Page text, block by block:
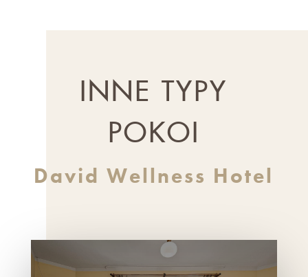
INNE TYPY
POKOI
David Wellness Hotel